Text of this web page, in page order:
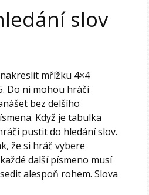
slov
mřížku 4×4
Do ni mohou hráči
bez delšího
Když je tabulka
pustit do hledání slov.
že si hráč vybere
další písmeno musí
alespoň rohem. Slova